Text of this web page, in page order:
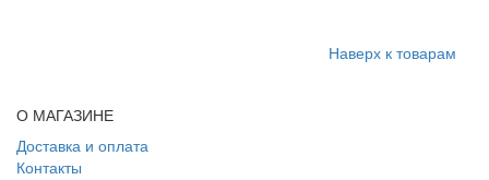
Наверх к товарам
О МАГАЗИНЕ
Доставка и оплата
Контакты